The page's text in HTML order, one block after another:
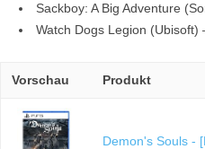
Sackboy: A Big Adventure
Watch Dogs Legion (Ubisoft)
Vorschau Produkt
Demon's Souls -